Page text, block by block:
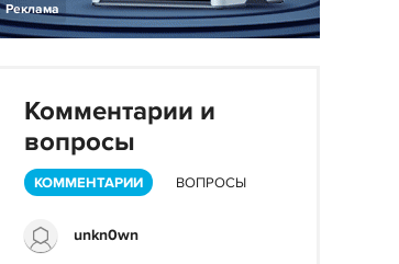
Реклама
Комментарии и
вопросы
КОММЕНТАРИИ ВОПРОСЫ
unkn0wn